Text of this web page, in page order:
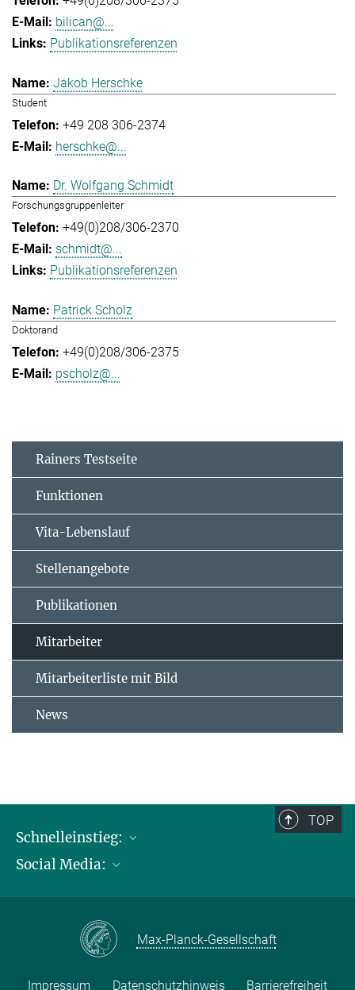
bilican@...
Publikationsreferenzen
Jakob Herschke
Student
+49 208 306-2374
herschke@...
Dr. Wolfgang Schmidt
Forschungsgruppenleiter
+49(0)208/306-2370
schmidt@...
Publikationsreferenzen
Patrick Scholz
Doktorand
+49(0)208/306-2375
pscholz@...
Rainers Testseite
Funktionen
Vita-Lebenslauf
Stellenangebote
Publikationen
Mitarbeiter
Mitarbeiterliste mit Bild
News
TOP
Schnelleinstieg:
Publikationen
Kontakt und Anfahrtsbeschreibung
Social Media:
Max-Planck-Gesellschaft
Impressum Datenschutzhinweis Barrierefreiheit